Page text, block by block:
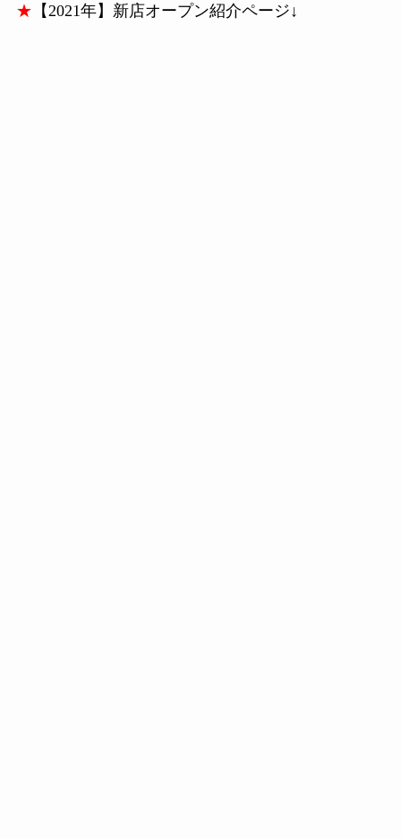
★ 【2021年】新店オープン紹介ページ↓